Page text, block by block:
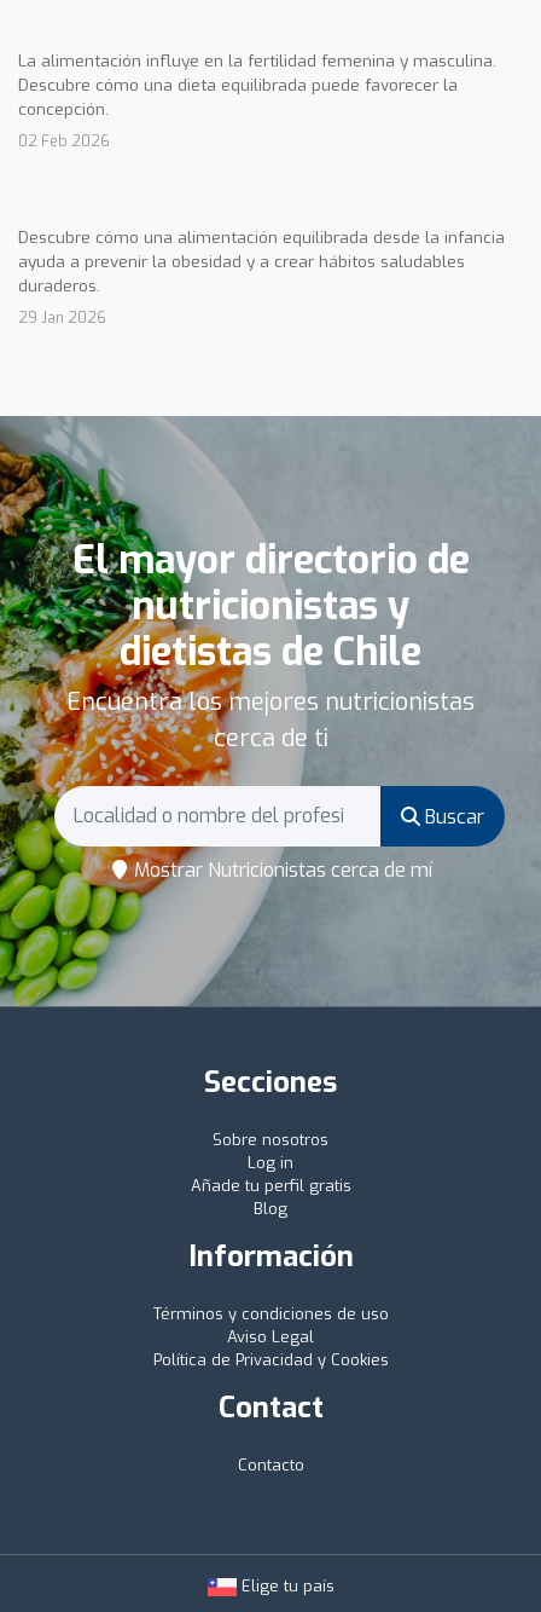
La alimentación influye en la fertilidad femenina y masculina.
Descubre cómo una dieta equilibrada puede favorecer la
concepción.
02 Feb 2026
Descubre cómo una alimentación equilibrada desde la infancia
ayuda a prevenir la obesidad y a crear hábitos saludables
duraderos.
29 Jan 2026
El mayor directorio de
nutricionistas y
dietistas de Chile
Encuentra los mejores nutricionistas
cerca de ti
Buscar
Mostrar Nutricionistas cerca de mí
Secciones
Sobre nosotros
Log in
Añade tu perfil gratis
Blog
Información
Términos y condiciones de uso
Aviso Legal
Política de Privacidad y Cookies
Contact
Contacto
Elige tu país